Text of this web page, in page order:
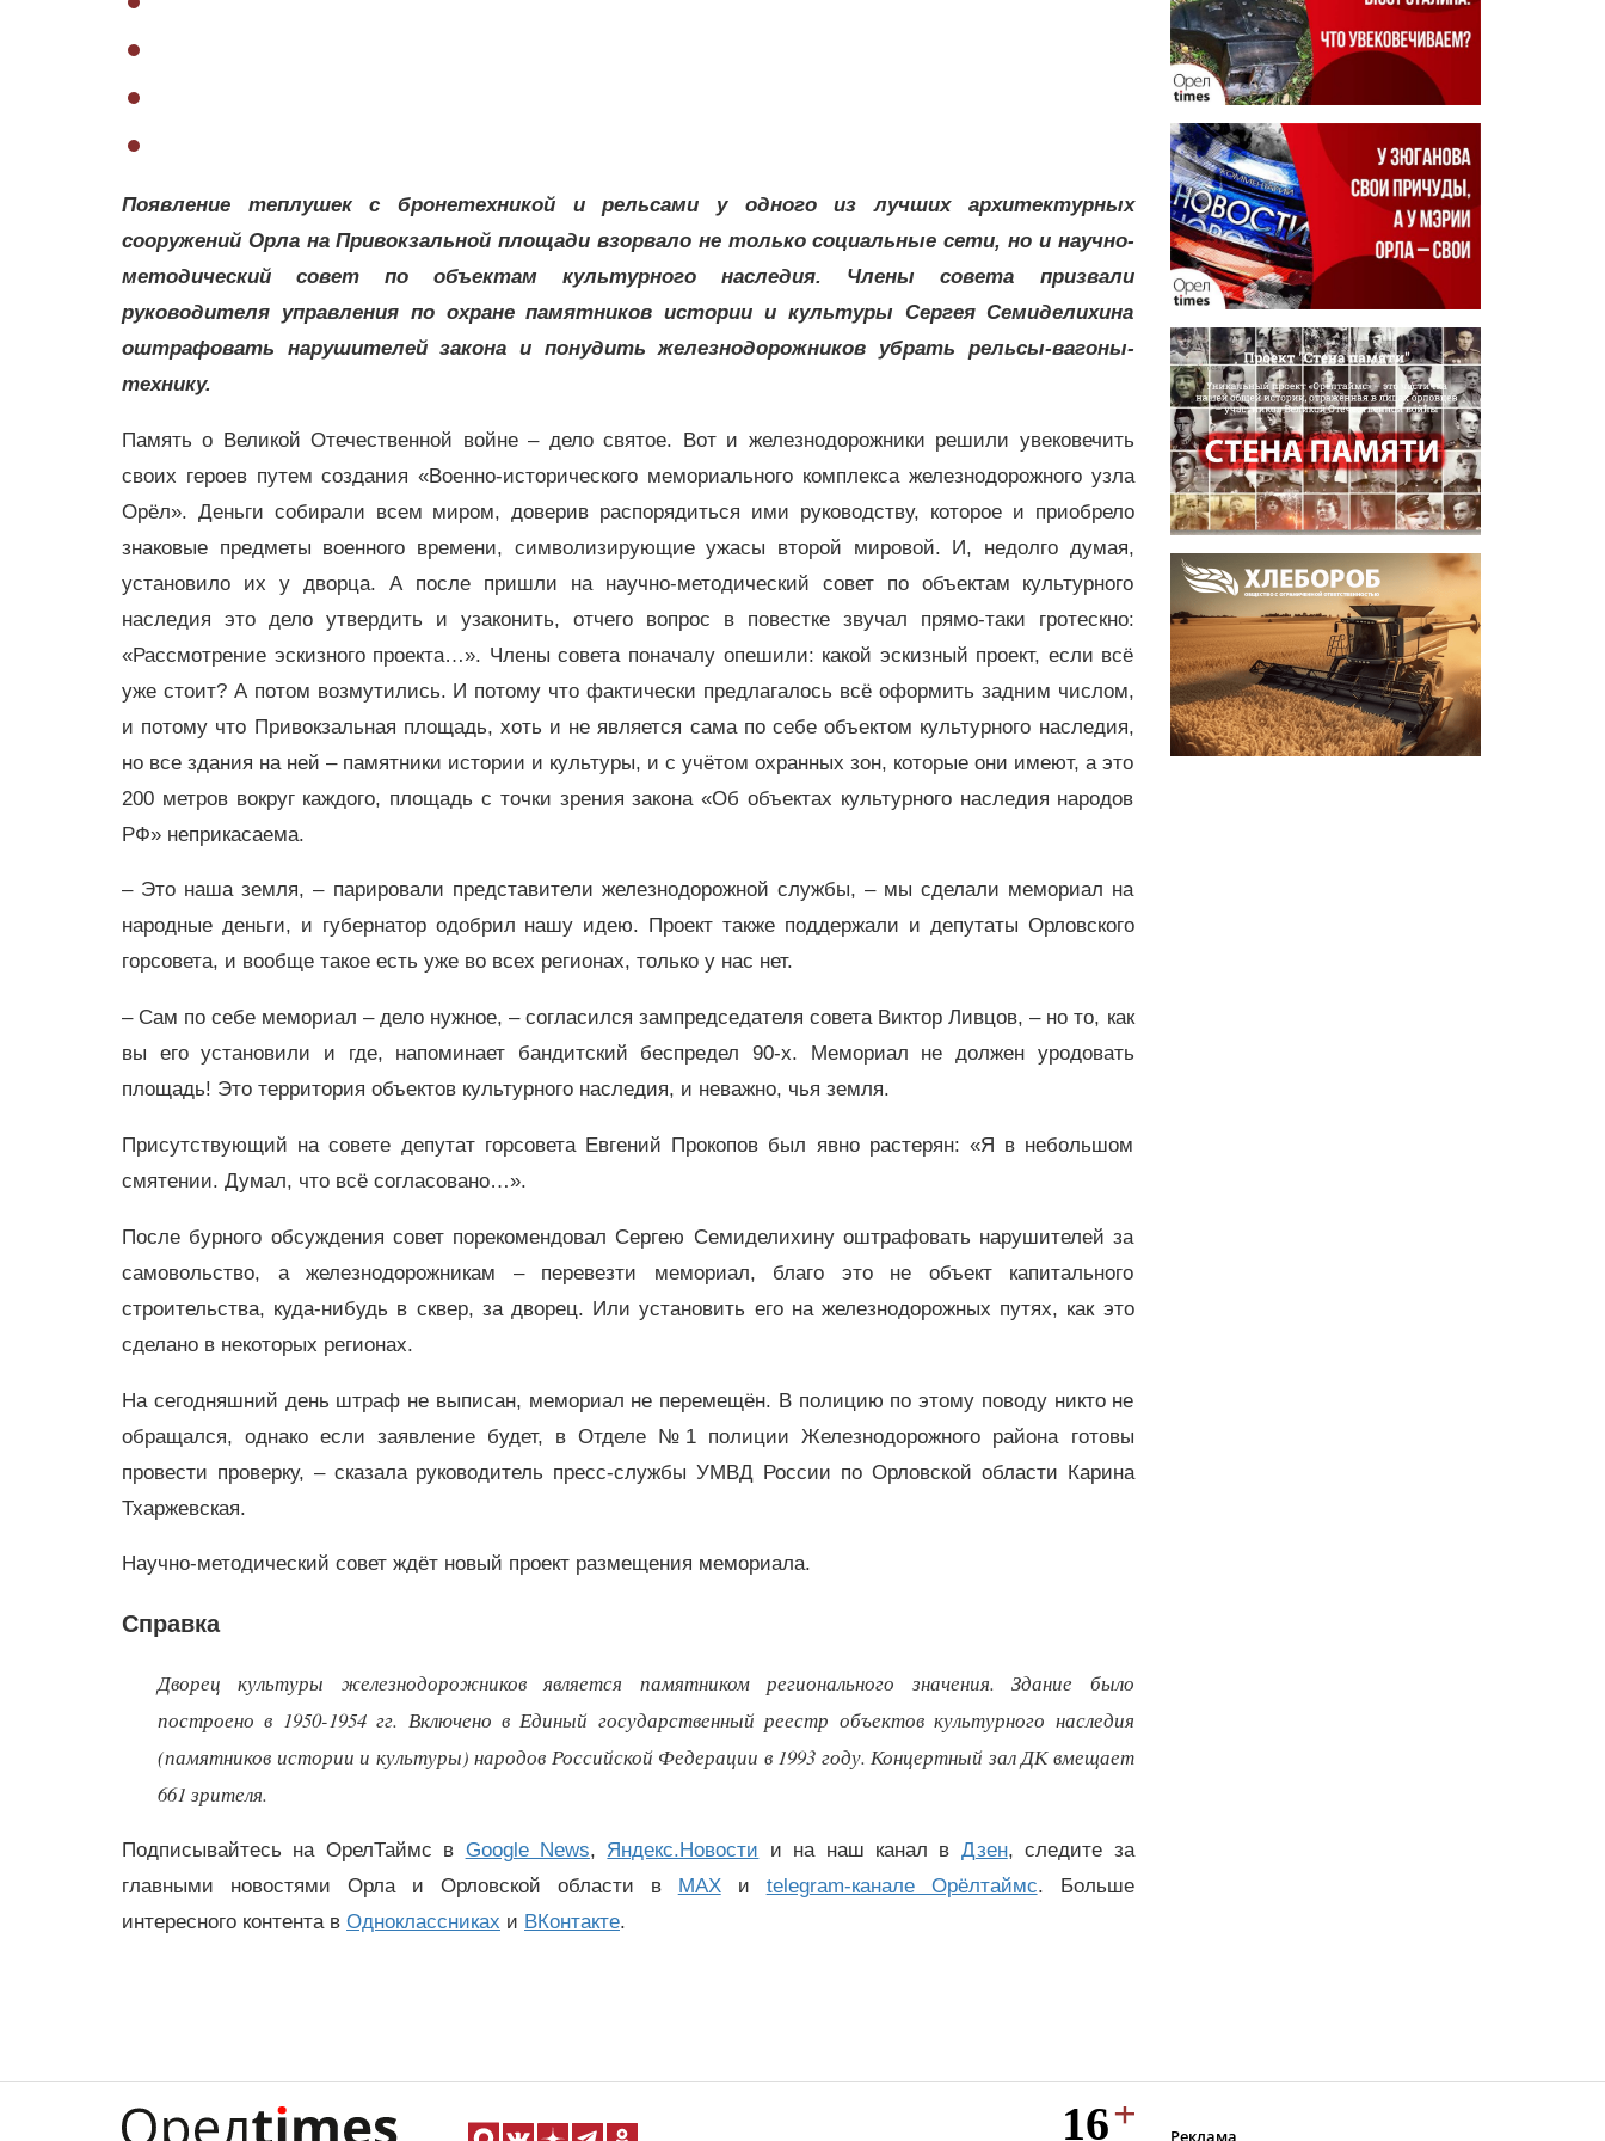
Появление теплушек c бронетехникой и рельсами у одного из лучших архитектурных
сооружений Орла на Привокзальной площади взорвало не только социальные сети, но и научно-
методический совет по объектам культурного наследия. Члены совета призвали
руководителя управления по охране памятников истории и культуры Сергея Семиделихина
оштрафовать нарушителей закона и понудить железнодорожников убрать рельсы-вагоны-
технику.
Память о Великой Отечественной войне – дело святое. Вот и железнодорожники решили увековечить
своих героев путем создания «Военно-исторического мемориального комплекса железнодорожного узла
Орёл». Деньги собирали всем миром, доверив распорядиться ими руководству, которое и приобрело
знаковые предметы военного времени, символизирующие ужасы второй мировой. И, недолго думая,
установило их у дворца. А после пришли на научно-методический совет по объектам культурного
наследия это дело утвердить и узаконить, отчего вопрос в повестке звучал прямо-таки гротескно:
«Рассмотрение эскизного проекта…». Члены совета поначалу опешили: какой эскизный проект, если всё
уже стоит? А потом возмутились. И потому что фактически предлагалось всё оформить задним числом,
и потому что Привокзальная площадь, хоть и не является сама по себе объектом культурного наследия,
но все здания на ней – памятники истории и культуры, и с учётом охранных зон, которые они имеют, а это
200 метров вокруг каждого, площадь с точки зрения закона «Об объектах культурного наследия народов
РФ» неприкасаема.
– Это наша земля, – парировали представители железнодорожной службы, – мы сделали мемориал на
народные деньги, и губернатор одобрил нашу идею. Проект также поддержали и депутаты Орловского
горсовета, и вообще такое есть уже во всех регионах, только у нас нет.
– Сам по себе мемориал – дело нужное, – согласился зампредседателя совета Виктор Ливцов, – но то, как
вы его установили и где, напоминает бандитский беспредел 90-х. Мемориал не должен уродовать
площадь! Это территория объектов культурного наследия, и неважно, чья земля.
Присутствующий на совете депутат горсовета Евгений Прокопов был явно растерян: «Я в небольшом
смятении. Думал, что всё согласовано…».
После бурного обсуждения совет порекомендовал Сергею Семиделихину оштрафовать нарушителей за
самовольство, а железнодорожникам – перевезти мемориал, благо это не объект капитального
строительства, куда-нибудь в сквер, за дворец. Или установить его на железнодорожных путях, как это
сделано в некоторых регионах.
На сегодняшний день штраф не выписан, мемориал не перемещён. В полицию по этому поводу никто не
обращался, однако если заявление будет, в Отделе №1 полиции Железнодорожного района готовы
провести проверку, – сказала руководитель пресс-службы УМВД России по Орловской области Карина
Тхаржевская.
Научно-методический совет ждёт новый проект размещения мемориала.
Справка
Дворец культуры железнодорожников является памятником регионального значения. Здание было
построено в 1950-1954 гг. Включено в Единый государственный реестр объектов культурного наследия
(памятников истории и культуры) народов Российской Федерации в 1993 году. Концертный зал ДК вмещает
661 зрителя.
Подписывайтесь на ОрелТаймс в Google News, Яндекс.Новости и на наш канал в Дзен, следите за
главными новостями Орла и Орловской области в
MAXи telegram-канале Орёлтаймс. Больше
интересного контента в Одноклассниках и ВКонтакте.
Реклама